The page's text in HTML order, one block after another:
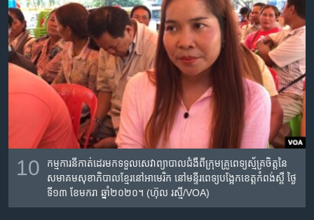
10
កម្មការនី​កាត់​ដេរមក​ទទួល​សេវា​ព្យាបាល​ជំងឺ​ពីក្រុម​គ្រូពេទ្យ​ស្ម័គ្រ​ចិត្តនៃ​
សមាគម​សុខា​ភិបាល​ខ្មែរ​នៅ​អាមេរិក​ នៅ​មន្ទីរពេទ្យ​បង្អែក​ខេត្តកំពង់​ស្ពឺ ថ្ងៃ​
ទី​១៣ ខែ​មករា​ ឆ្នាំ​២០២០។ (ហ៊ុល រស្មី/VOA)